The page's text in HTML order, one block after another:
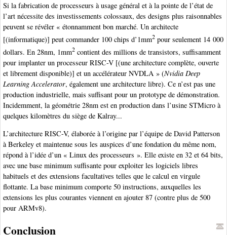
Si la fabrication de processeurs à usage général et à la pointe de l’état de
l’art nécessite des investissements colossaux, des designs plus raisonnables
peuvent se révéler « étonnamment bon marché. Un architecte
[(informatique)] peut commander 100 chips d’1mm2 pour seulement 14 000
dollars. En 28nm, 1mm2 contient des millions de transistors, suffisamment
pour implanter un processeur RISC-V [(une architecture complète, ouverte
et librement disponible)] et un accélérateur NVDLA » (Nvidia Deep
Learning Accelerator, également une architecture libre). Ce n’est pas une
production industrielle, mais suffisant pour un prototype de démonstration.
Incidemment, la géométrie 28nm est en production dans l’usine STMicro à
quelques kilomètres du siège de Kalray...
L’architecture RISC-V, élaborée à l’origine par l’équipe de David Patterson
à Berkeley et maintenue sous les auspices d’une fondation du même nom,
répond à l’idée d’un « Linux des processeurs ». Elle existe en 32 et 64 bits,
avec une base minimum suffisante pour exploiter les logiciels libres
habituels et des extensions facultatives telles que le calcul en virgule
flottante. La base minimum comporte 50 instructions, auxquelles les
extensions les plus courantes viennent en ajouter 87 (contre plus de 500
pour ARMv8).
Conclusion